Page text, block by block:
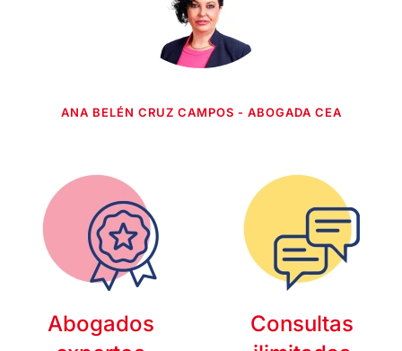
ANA BELÉN CRUZ CAMPOS - ABOGADA CEA
Abogados
Consultas